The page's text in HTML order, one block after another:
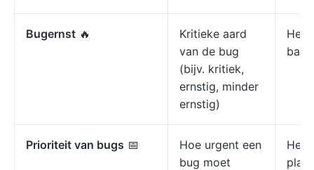
Bugernst 🔥
Kritieke aard
van de bug
(bijv. kritiek,
ernstig, minder
ernstig)
Prioriteit van bugs 📅
Hoe urgent een
bug moet